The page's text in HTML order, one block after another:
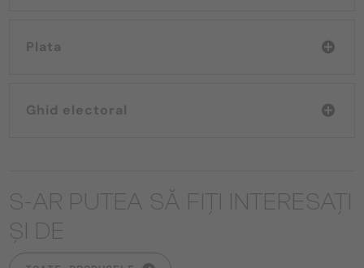
Plata
Ghid electoral
S-AR PUTEA SĂ FIȚI INTERESAȚI
ȘI DE